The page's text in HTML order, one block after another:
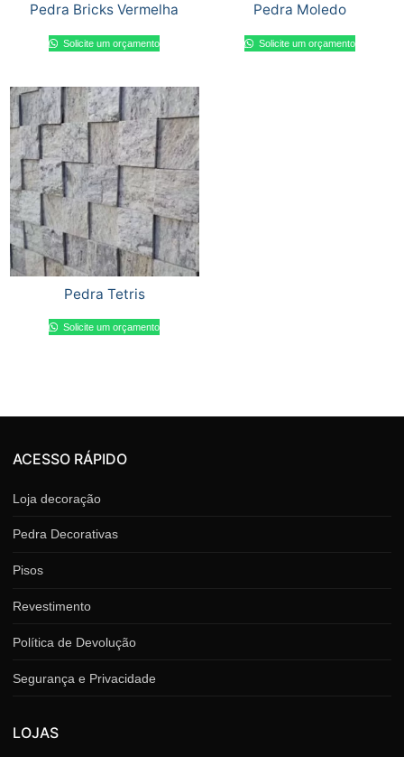
Pedra Bricks Vermelha
Solicite um orçamento
Pedra Moledo
Solicite um orçamento
Pedra Tetris
Solicite um orçamento
ACESSO RÁPIDO
Loja decoração
Pedra Decorativas
Pisos
Revestimento
Política de Devolução
Segurança e Privacidade
LOJAS